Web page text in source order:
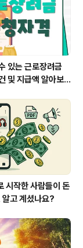
있는 근로장려금
및 지급액 알아보
시작한 사람들이 돈
알고 계셨나요?